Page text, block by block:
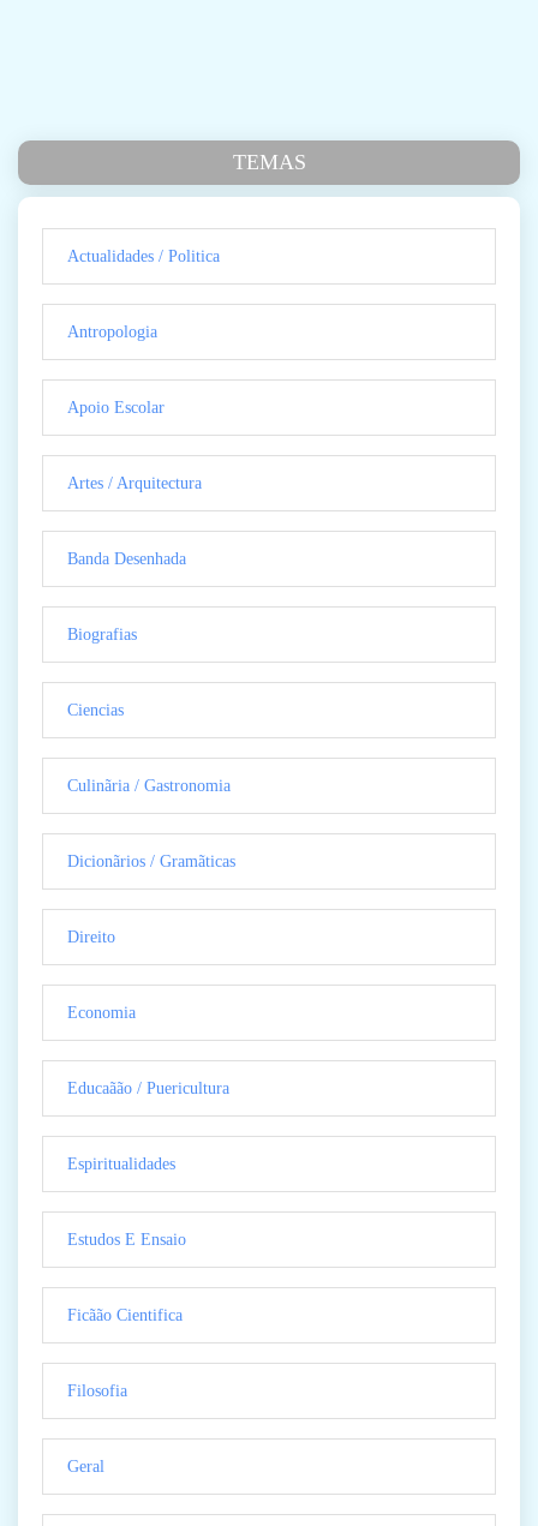
TEMAS
Actualidades / Politica
Antropologia
Apoio Escolar
Artes / Arquitectura
Banda Desenhada
Biografias
Ciencias
Culinãria / Gastronomia
Dicionãrios / Gramãticas
Direito
Economia
Educaãão / Puericultura
Espiritualidades
Estudos E Ensaio
Ficãão Cientifica
Filosofia
Geral